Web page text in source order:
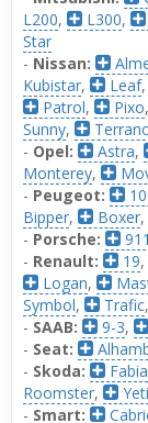
L200, L300,
Star
- Nissan:
Kubistar, Leaf,
Patrol, Pixo,
Sunny,
- Opel: Astra,
Monterey,
- Peugeot:
Bipper, Boxer,
- Porsche:
911
- Renault: 19,
Logan,
Symbol, Trafic,
- SAAB: 9-3,
- Seat:
- Skoda: Fabia
Roomster,
Yeti
- Smart: